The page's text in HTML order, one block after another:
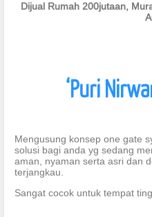
Dijual Rumah 200jutaan,
‘Puri
Mengusung konsep one gate
solusi bagi anda yg sedang
aman, nyaman serta asri dan
terjangkau.
Sangat cocok untuk tempat